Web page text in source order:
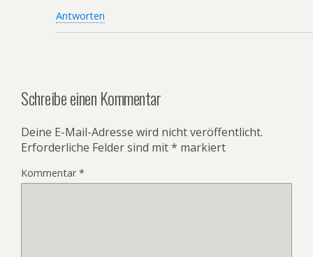
Antworten
Schreibe einen Kommentar
Deine E-Mail-Adresse wird nicht veröffentlicht.
Erforderliche Felder sind mit* markiert
Kommentar*